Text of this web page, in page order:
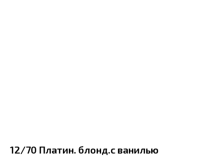
12/70 Платин. блонд.с ванилью